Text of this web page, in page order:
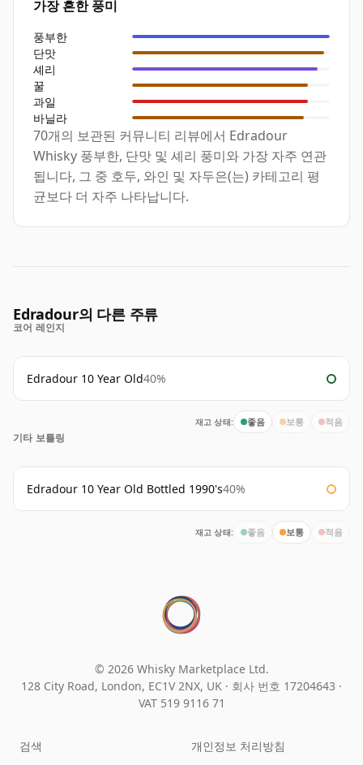
가장 흔한 풍미
풍부한
단맛
셰리
꿀
과일
바닐라
70개의 보관된 커뮤니티 리뷰에서 Edradour
Whisky 풍부한, 단맛 및 셰리 풍미와 가장 자주 연관
됩니다, 그 중 호두, 와인 및 자두은(는) 카테고리 평
균보다 더 자주 나타납니다.
Edradour의 다른 주류
코어 레인지
Edradour 10 Year Old40%
재고 상태: 좋음 보통 적음
기타 보틀링
Edradour 10 Year Old Bottled 1990's40%
재고 상태: 좋음 보통 적음
© 2026 Whisky Marketplace Ltd.
128 City Road, London, EC1V 2NX, UK · 회사 번호 17204643 ·
VAT 519 9116 71
검색 개인정보 처리방침